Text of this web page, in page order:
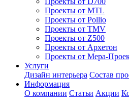
Проекты от MTL
Проекты от Pollio
Проекты от TMV
Проекты от Z500
Проекты от Архетон
Проекты от Мера-
Услуги
Дизайн интерьера Состав
Информация
О компании Статьи Акции